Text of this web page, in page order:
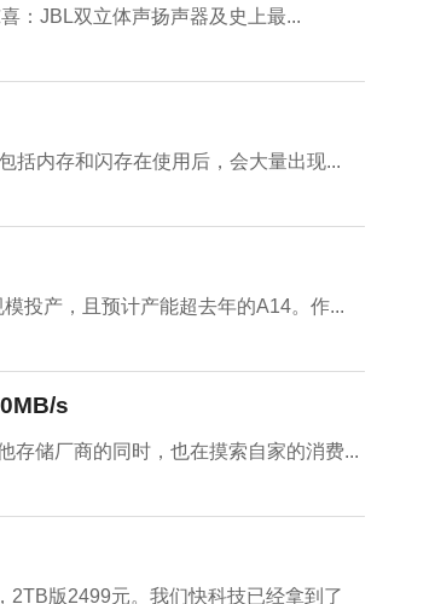
：JBL双立体声扬声器及史上最...
括内存和闪存在使用后，会大量出现...
投产，且预计产能超去年的A14。作...
s
存储厂商的同时，也在摸索自家的消费...
2TB版2499元。我们快科技已经拿到了